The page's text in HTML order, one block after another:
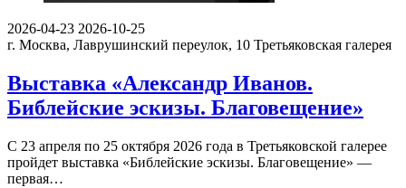
2026-04-23 2026-10-25
г. Москва, Лаврушинский переулок, 10 Третьяковская галерея
Выставка «Александр Иванов.
Библейские эскизы. Благовещение»
С 23 апреля по 25 октября 2026 года в Третьяковской галерее
пройдет выставка «Библейские эскизы. Благовещение» —
первая…